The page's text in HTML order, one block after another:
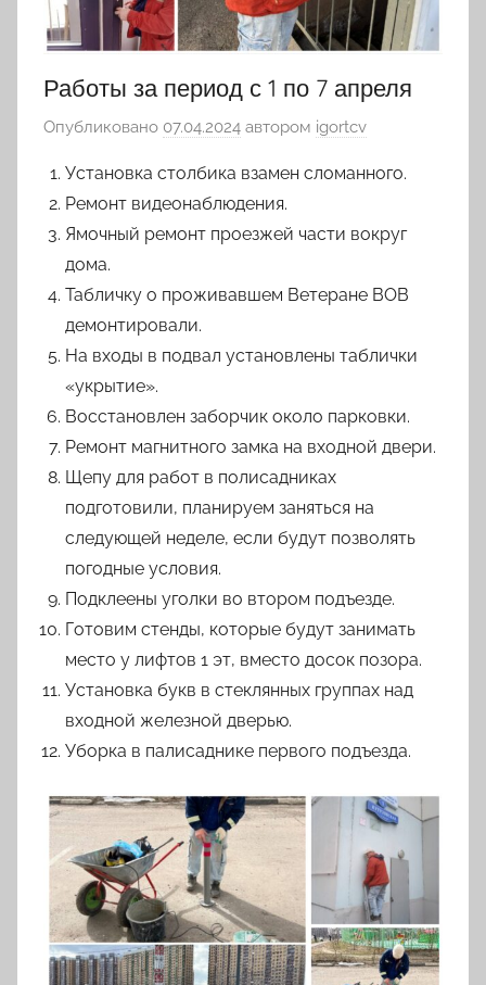
Работы за период с 1 по 7 апреля
Опубликовано 07.04.2024 автором igortcv
Установка столбика взамен сломанного.
Ремонт видеонаблюдения.
Ямочный ремонт проезжей части вокруг
дома.
Табличку о проживавшем Ветеране ВОВ
демонтировали.
На входы в подвал установлены таблички
«укрытие».
Восстановлен заборчик около парковки.
Ремонт магнитного замка на входной двери.
Щепу для работ в полисадниках
подготовили, планируем заняться на
следующей неделе, если будут позволять
погодные условия.
Подклеены уголки во втором подъезде.
Готовим стенды, которые будут занимать
место у лифтов 1 эт, вместо досок позора.
Установка букв в стеклянных группах над
входной железной дверью.
Уборка в палисаднике первого подъезда.